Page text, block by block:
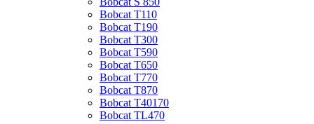
Bobcat T110
Bobcat T190
Bobcat T300
Bobcat T590
Bobcat T650
Bobcat T770
Bobcat T870
Bobcat T40170
Bobcat TL470